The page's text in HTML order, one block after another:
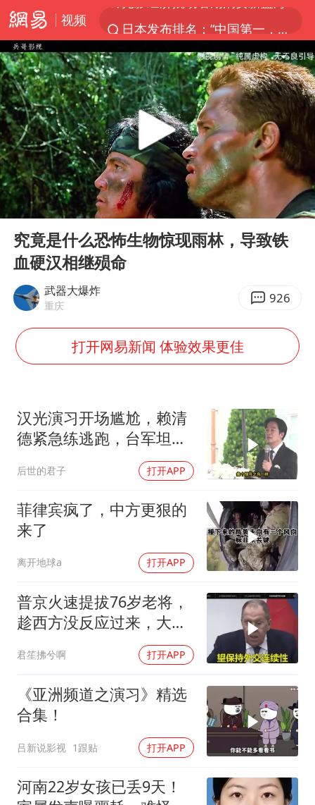
视频
杭州全市有序停课
上四休三，但降薪1000元，你接受吗？
情侣平潭拍日出坠崖1死1伤
郑丽文：台湾从来没有“独立”过
《欢迎来龙餐馆》口碑
泰国初中生饮弹自尽前开了26枪
酒店花洒现排泄物住客索赔遭拒
全民健身事业高质量发展
几元成本的AI广告导致千万市值蒸发
台当局重金为“台独”织“皇帝新衣”
乐享全民健身 共筑健康中国
Play
00:00
究竟是什么恐怖生物惊现雨林，导致铁
血硬汉相继殒命
武器大爆炸
重庆 926
打开网易新闻 体验效果更佳
汉光演习开场尴尬，赖清
德紧急练逃跑，台军坦克
后世的君子 打开APP
菲律宾疯了，中方更狠的
来了
离开地球a 打开APP
普京火速提拔76岁老将，
趁西方没反应过来，大鹅
君笙拂兮啊 打开APP
《亚洲频道之演习》精选
合集！
吕新说影视 1跟贴 打开APP
河南22岁女孩已丢9天！